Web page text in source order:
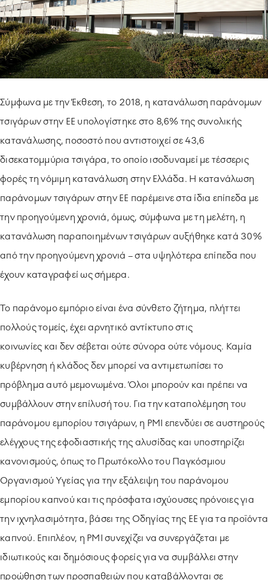
Σύμφωνα με την Έκθεση, το 2018, η κατανάλωση παράνομων
τσιγάρων στην ΕΕ υπολογίστηκε στο 8,6% της συνολικής
κατανάλωσης, ποσοστό που αντιστοιχεί σε 43,6
δισεκατομμύρια τσιγάρα, το οποίο ισοδυναμεί με τέσσερις
φορές τη νόμιμη κατανάλωση στην Ελλάδα. Η κατανάλωση
παράνομων τσιγάρων στην ΕΕ παρέμεινε στα ίδια επίπεδα με
την προηγούμενη χρονιά, όμως, σύμφωνα με τη μελέτη, η
κατανάλωση παραποιημένων τσιγάρων αυξήθηκε κατά 30%
από την προηγούμενη χρονιά – στα υψηλότερα επίπεδα που
έχουν καταγραφεί ως σήμερα.
Το παράνομο εμπόριο είναι ένα σύνθετο ζήτημα, πλήττει
πολλούς τομείς, έχει αρνητικό αντίκτυπο στις
κοινωνίες και δεν σέβεται ούτε σύνορα ούτε νόμους. Καμία
κυβέρνηση ή κλάδος δεν μπορεί να αντιμετωπίσει το
πρόβλημα αυτό μεμονωμένα. Όλοι μπορούν και πρέπει να
συμβάλλουν στην επίλυσή του. Για την καταπολέμηση του
παράνομου εμπορίου τσιγάρων, η PMI επενδύει σε αυστηρούς
ελέγχους της εφοδιαστικής της αλυσίδας και υποστηρίζει
κανονισμούς, όπως το Πρωτόκολλο του Παγκόσμιου
Οργανισμού Υγείας για την εξάλειψη του παράνομου
εμπορίου καπνού και τις πρόσφατα ισχύουσες πρόνοιες για
την ιχνηλασιμότητα, βάσει της Οδηγίας της ΕΕ για τα προϊόντα
καπνού. Επιπλέον, η PMI συνεχίζει να συνεργάζεται με
ιδιωτικούς και δημόσιους φορείς για να συμβάλλει στην
προώθηση των προσπαθειών που καταβάλλονται σε